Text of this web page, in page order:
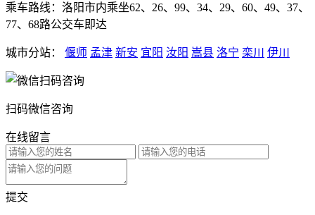
乘车路线：洛阳市内乘坐62、26、99、34、29、60、49、37、
77、68路公交车即达
城市分站： 偃师 孟津 新安 宜阳 汝阳 嵩县 洛宁 栾川 伊川
扫码微信咨询
在线留言
提交